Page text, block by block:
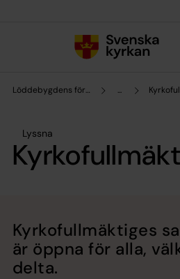
Löddebygdens församling ...
Lyssna
Kyrkofullmäktiges
är öppna för alla,
delta.